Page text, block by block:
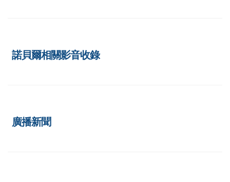
諾貝爾相關影音收錄
廣播新聞